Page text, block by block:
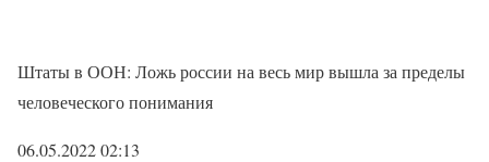
Штаты в ООН: Ложь россии на весь мир вышла за пределы
человеческого понимания
06.05.2022 02:13